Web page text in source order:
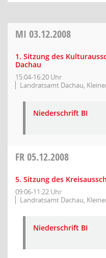
MI 03.12.2008
1. Sitzung des
Dachau
15:04-16:20 Uhr
Landratsamt Dachau,
Niederschrift BI
FR05.12.2008
5. Sitzung des
09:06-11:22 Uhr
Landratsamt Dachau,
Niederschrift BI